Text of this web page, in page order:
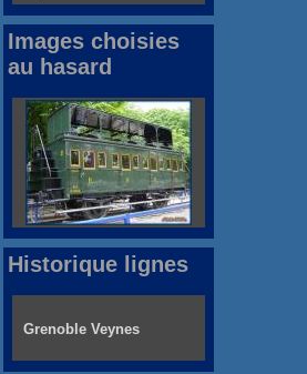
Images choisies
au hasard
Historique lignes
Grenoble Veynes